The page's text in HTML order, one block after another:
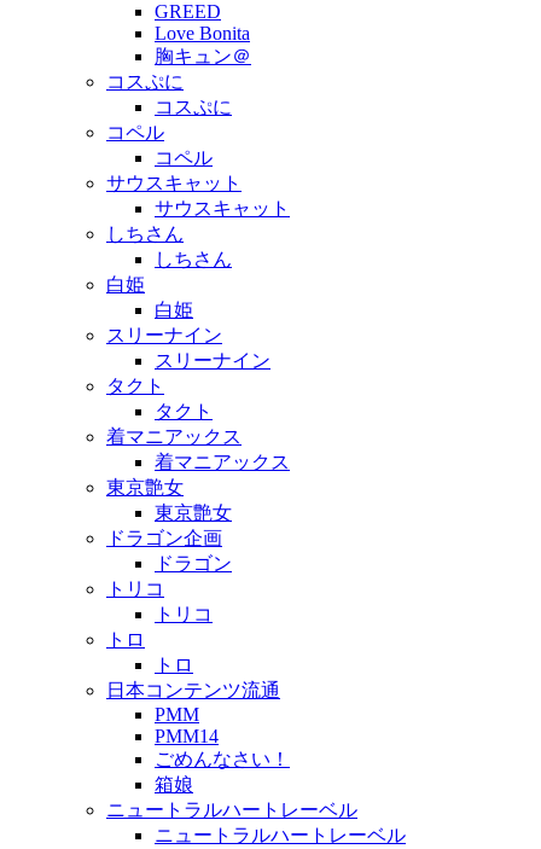
GREED
Love Bonita
胸キュン＠
コスぷに
コスぷに
コペル
コペル
サウスキャット
サウスキャット
しちさん
しちさん
白姫
白姫
スリーナイン
スリーナイン
タクト
タクト
着マニアックス
着マニアックス
東京艶女
東京艶女
ドラゴン企画
ドラゴン
トリコ
トリコ
トロ
トロ
日本コンテンツ流通
PMM
PMM14
ごめんなさい！
箱娘
ニュートラルハートレーベル
ニュートラルハートレーベル